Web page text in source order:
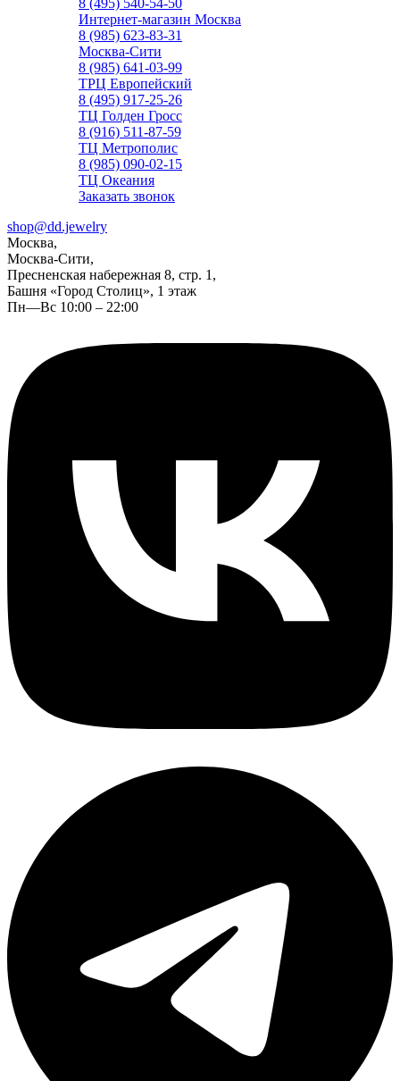
8 (495) 540-54-50
Интернет-магазин Москва
8 (985) 623-83-31
Москва-Сити
8 (985) 641-03-99
ТРЦ Европейский
8 (495) 917-25-26
ТЦ Голден Гросс
8 (916) 511-87-59
ТЦ Метрополис
8 (985) 090-02-15
ТЦ Океания
Заказать звонок
shop@dd.jewelry
Москва,
Москва-Сити,
Пресненская набережная 8, стр. 1,
Башня «Город Столиц», 1 этаж
Пн—Вс 10:00 – 22:00